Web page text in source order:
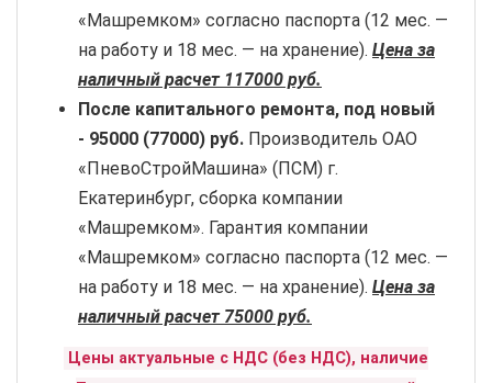
«Машремком» согласно паспорта (12 мес. —
на работу и 18 мес. — на хранение). Цена за
наличный расчет 117000 руб.
После капитального ремонта, под новый
- 95000 (77000) руб. Производитель ОАО
«ПневоСтройМашина» (ПСМ) г.
Екатеринбург, сборка компании
«Машремком». Гарантия компании
«Машремком» согласно паспорта (12 мес. —
на работу и 18 мес. — на хранение). Цена за
наличный расчет 75000 руб.
Цены актуальные с НДС (без НДС), наличие